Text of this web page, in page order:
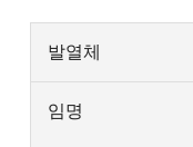
발열체
임명